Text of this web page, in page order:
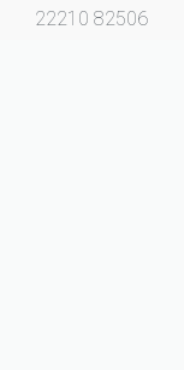
22210 82506